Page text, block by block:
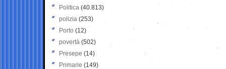
Politica (40.813)
polizia (253)
Porto (12)
povertà (502)
Presepe (14)
Primarie (149)